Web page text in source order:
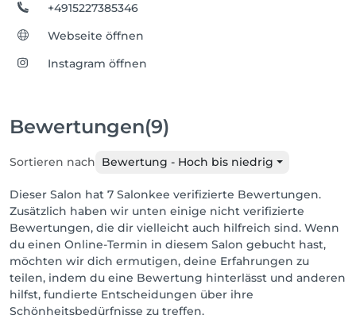
+4915227385346
Webseite öffnen
Instagram öffnen
Bewertungen(9)
Sortieren nach Bewertung - Hoch bis niedrig
Dieser Salon hat 7 Salonkee verifizierte Bewertungen.
Zusätzlich haben wir unten einige nicht verifizierte
Bewertungen, die dir vielleicht auch hilfreich sind. Wenn
du einen Online-Termin in diesem Salon gebucht hast,
möchten wir dich ermutigen, deine Erfahrungen zu
teilen, indem du eine Bewertung hinterlässt und anderen
hilfst, fundierte Entscheidungen über ihre
Schönheitsbedürfnisse zu treffen.